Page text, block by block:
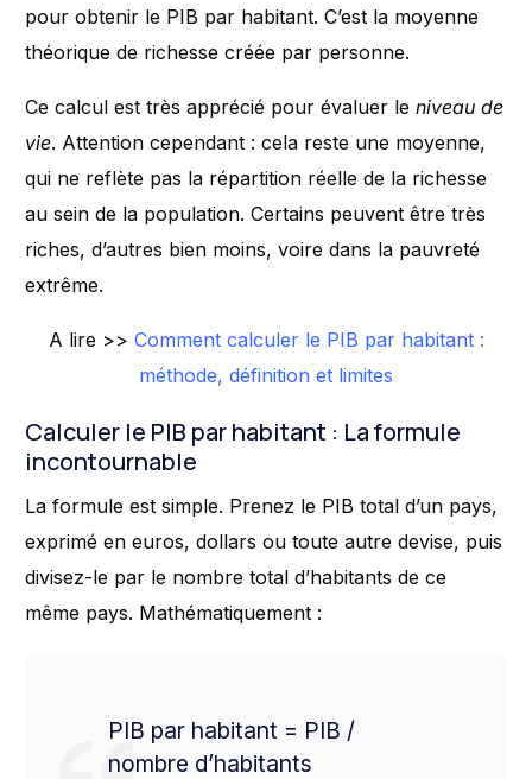
pour obtenir le PIB par habitant. C’est la moyenne
théorique de richesse créée par personne.
Ce calcul est très apprécié pour évaluer leniveau de
vie. Attention cependant : cela reste une moyenne,
qui ne reflète pas la répartition réelle de la richesse
au sein de la population. Certains peuvent être très
riches, d’autres bien moins, voire dans la pauvreté
extrême.
A lire >> Comment calculer le PIB par habitant :
méthode, définition et limites
Calculer le PIB par habitant : La formule
incontournable
La formule est simple. Prenez le PIB total d’un pays,
exprimé en euros, dollars ou toute autre devise, puis
divisez-le par le nombre total d’habitants de ce
même pays. Mathématiquement :
PIB par habitant = PIB /
nombre d’habitants